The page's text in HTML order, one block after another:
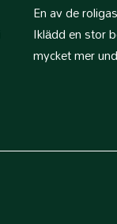
En av de
Iklädd en stor
mycket mer